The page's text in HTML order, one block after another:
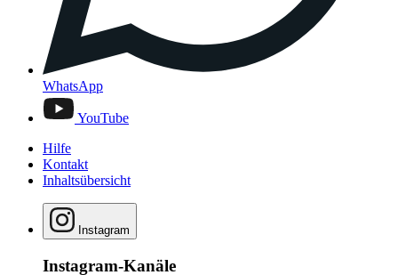
WhatsApp
YouTube
Hilfe
Kontakt
Inhaltsübersicht
Instagram
Instagram-Kanäle